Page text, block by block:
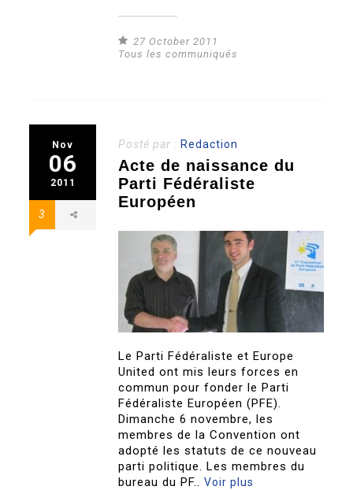
27 October 2011
Tous les communiqués
Nov
06
2011
3
Posté par : Redaction
Acte de naissance du
Parti Fédéraliste
Européen
Le Parti Fédéraliste et Europe
United ont mis leurs forces en
commun pour fonder le Parti
Fédéraliste Européen (PFE).
Dimanche 6 novembre, les
membres de la Convention ont
adopté les statuts de ce nouveau
parti politique. Les membres du
bureau du PF..Voir plus